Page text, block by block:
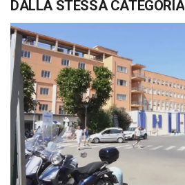
DALLA STESSA CATEGORIA